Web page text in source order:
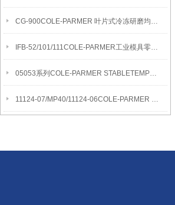
CG-900COLE-PARMER 叶片式冷冻研磨均质机
IFB-52/101/111COLE-PARMER工业模具零件清洁流化沙浴
05053系列COLE-PARMER STABLETEMP真空烘箱
11124-07/MP40/11124-06COLE-PARMER SYMMETRY MB水分测定天平